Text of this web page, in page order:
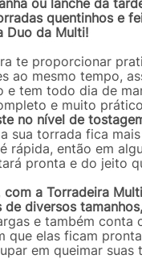
ou lanche da
quentinhos e
Duo da Multi!
te proporcionar
ao mesmo tempo,
e tem todo dia de
e muito
no nível de
sua torrada fica
rápida, então em
pronta e do jeito
com a Torradeira
diversos tamanhos,
e também conta
que elas ficam
em queimar suas